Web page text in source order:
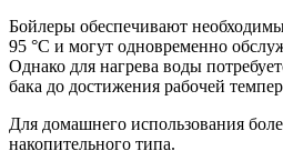
Бойлеры обеспечивают
95 °С и могут одновременно
Однако для нагрева воды
бака до достижения рабочей
Для домашнего использования
накопительного типа.